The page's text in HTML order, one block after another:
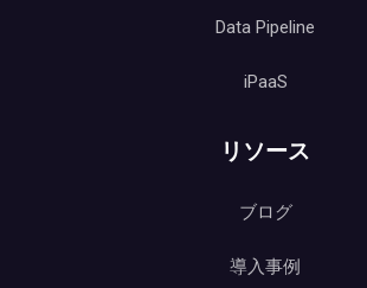
Data Pipeline
iPaaS
リソース
ブログ
導入事例